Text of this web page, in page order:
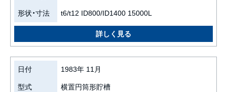
形状・寸法 t6/t12 ID800/ID1400 15000L
日付 1983年 11月
型式 横置円筒形貯槽